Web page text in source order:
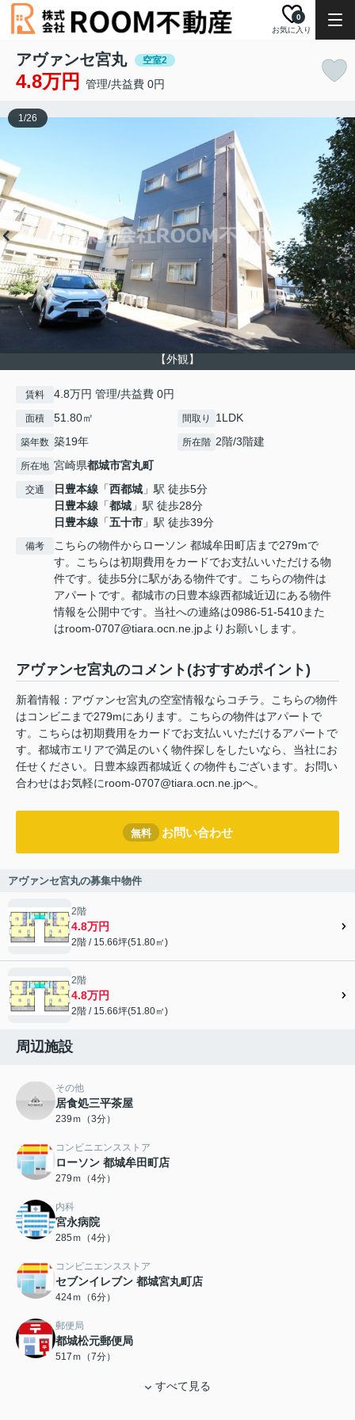
お気に入り
0
アヴァンセ宮丸 空室2
4.8万円 管理/共益費 0円
【外観】
1/26
賃料 4.8万円 管理/共益費 0円
面積 51.80㎡ 間取り 1LDK
築年数 築19年 所在階 2階/3階建
所在地 宮崎県都城市宮丸町
交通 日豊本線 「西都城 」駅 徒歩5分
日豊本線 「都城 」駅 徒歩28分
日豊本線 「五十市 」駅 徒歩39分
備考
こちらの物件からローソン 都城牟田町店まで279mで
す。こちらは初期費用をカードでお支払いいただける物
件です。徒歩5分に駅がある物件です。こちらの物件は
アパートです。都城市の日豊本線西都城近辺にある物件
情報を公開中です。当社への連絡は0986-51-5410また
はroom-0707@tiara.ocn.ne.jpよりお願いします。
アヴァンセ宮丸のコメント(おすすめポイント)
新着情報：アヴァンセ宮丸の空室情報ならコチラ。こちらの物件
はコンビニまで279mにあります。こちらの物件はアパートで
す。こちらは初期費用をカードでお支払いいただけるアパートで
す。都城市エリアで満足のいく物件探しをしたいなら、当社にお
任せください。日豊本線西都城近くの物件もございます。お問い
合わせはお気軽にroom-0707@tiara.ocn.ne.jpへ。
無料 お問い合わせ
アヴァンセ宮丸の募集中物件
2階
4.8万円
2階 / 15.66坪(51.80㎡)
2階
4.8万円
2階 / 15.66坪(51.80㎡)
周辺施設
その他
居食処三平茶屋
239ｍ（3分）
コンビニエンスストア
ローソン 都城牟田町店
279ｍ（4分）
内科
宮永病院
285ｍ（4分）
コンビニエンスストア
セブンイレブン 都城宮丸町店
424ｍ（6分）
郵便局
都城松元郵便局
517ｍ（7分）
すべて見る